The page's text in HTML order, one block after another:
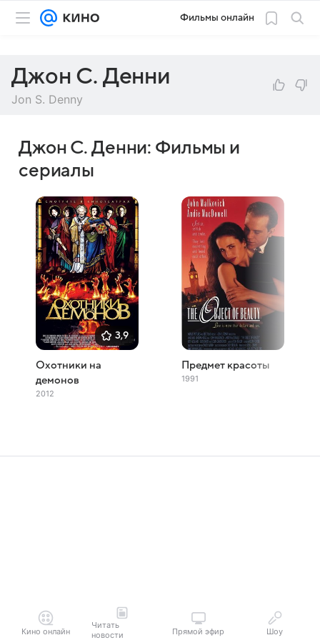
Фильмы онлайн
Джон С. Денни
Jon S. Denny
Джон С. Денни: Фильмы и
сериалы
3,9
Охотники на
демонов
2012
Предмет красоты
1991
Кино онлайн
Читать
новости
Прямой эфир Шоу